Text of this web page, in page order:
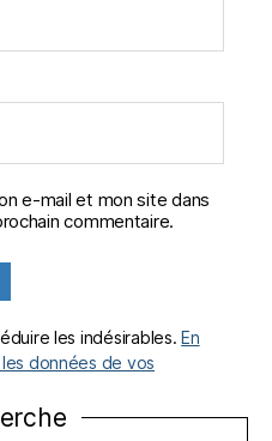
e-mail et mon site dans
commentaire.
les indésirables.En
données de vos